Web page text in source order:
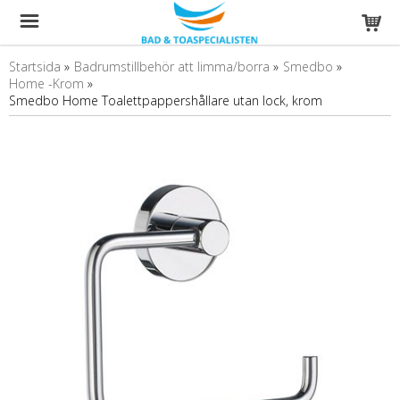
Startsida » Badrumstillbehör att limma/borra » Smedbo »
Home -Krom »
Smedbo Home Toalettpappershållare utan lock, krom